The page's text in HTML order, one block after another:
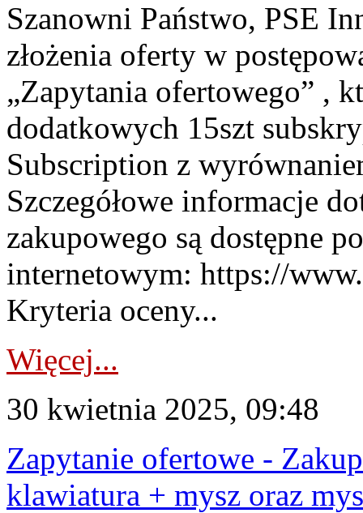
Szanowni Państwo, PSE
złożenia oferty w
„Zapytania ofertowego” ,
dodatkowych 15szt
Subscription z
Szczegółowe informacje
zakupowego są dostępne
internetowym: https://
Kryteria oceny...
Więcej...
30 kwietnia 2025, 09:48
Zapytanie ofertowe -
klawiatura + mysz oraz